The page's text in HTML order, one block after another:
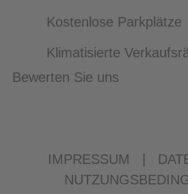
Kostenlose Parkplätze
Klimatisierte
Bewerten Sie uns
IMPRESSUM